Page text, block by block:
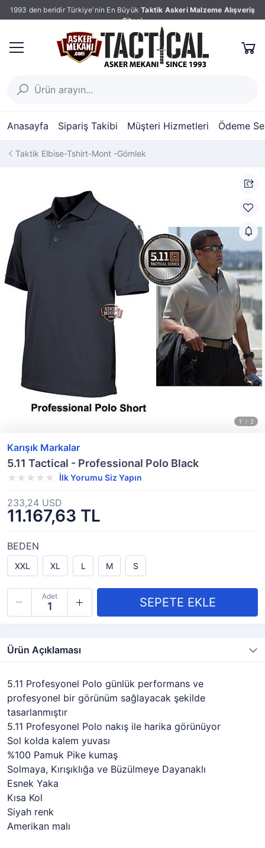
1993 den beridir Türkiye'nin En Büyük Taktik Askeri Malzeme Alışveriş
Sitesi
Anasayfa Sipariş Takibi Müşteri Hizmetleri Ödeme
Taktik Elbise-Tshirt-Mont -Gömlek
Karışık Markalar
5.11 Tactical - Professional Polo Black
İlk Yorumu Siz Yapın
11.167,63 TL
233,24 USD
BEDEN
XXL XL L M S
Adet
Ürün Açıklaması
5.11 Profesyonel Polo günlük performans ve
profesyonel bir görünüm sağlayacak şekilde
tasarlanmıştır
5.11 Profesyonel Polo nakış ile harika görünüyor
Sol kolda kalem yuvası
%100 Pamuk Pike kumaş
Solmaya, Kırışıklığa ve Büzülmeye Dayanaklı
Esnek Yaka
Kısa Kol
Siyah renk
Amerikan malı